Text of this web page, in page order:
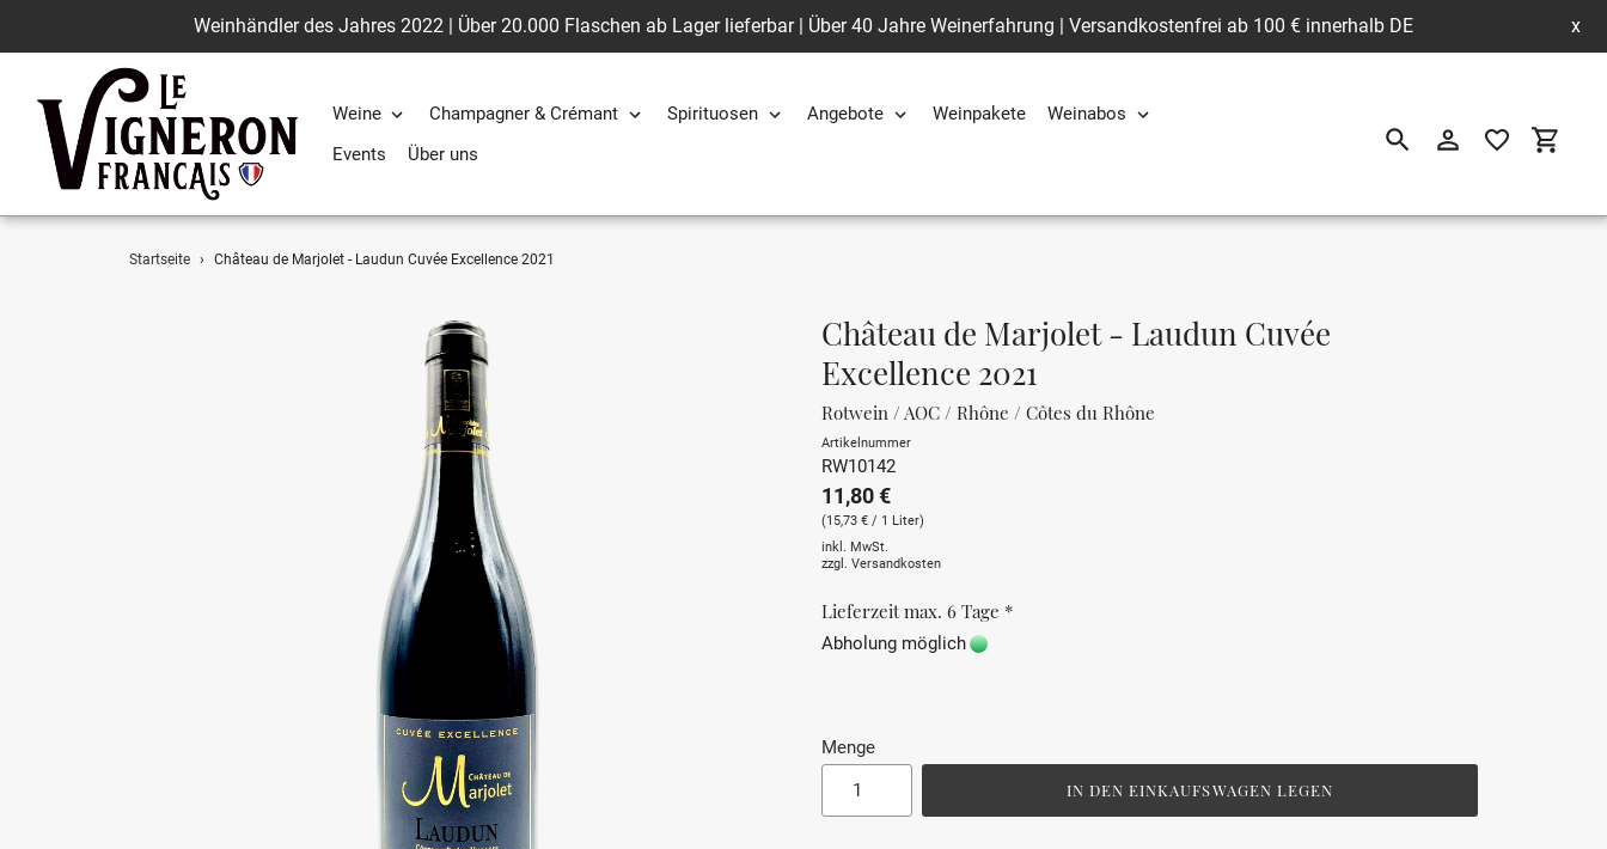
Weinhändler des Jahres 2022 | Über 20.000 Flaschen ab Lager lieferbar | Über 40 Jahre Weinerfahrung | Versandkostenfrei ab 100 € innerhalb DE x
Weine Champagner & Crémant Spirituosen Angebote Weinpakete
Weinabos
Events
Über uns SuchenEinloggen
Startseite › Château de Marjolet - Laudun Cuvée Excellence 2021
Château de Marjolet - Laudun Cuvée
Excellence 2021
Rotwein / AOC / Rhône / Côtes du Rhône
Artikelnummer
RW10142
11,80 €
(15,73 € / 1 Liter)
inkl. MwSt.
zzgl. Versandkosten
Lieferzeit max. 6 Tage *
Abholung möglich
Menge
IN DEN EINKAUFSWAGEN LEGEN